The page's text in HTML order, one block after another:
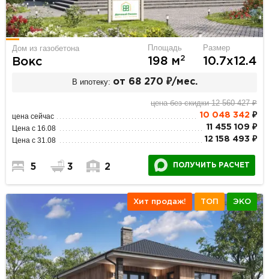
Дом из газобетона
Вокс
Площадь
198 м2
Размер
10.7х12.4
В ипотеку: от 68 270 ₽/мес.
цена без скидки 12 560 427 ₽
цена сейчас 10 048 342 ₽
Цена с 16.08 11 455 109 ₽
Цена с 31.08 12 158 493 ₽
5 3 2 ПОЛУЧИТЬ РАСЧЕТ
Хит продаж! ТОП ЭКО